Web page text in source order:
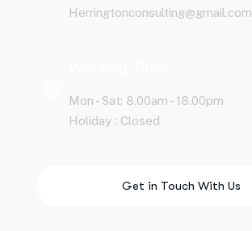
Herringtonconsulting@gmail.com
Mon - Sat: 8.00am - 18.00pm
Holiday : Closed